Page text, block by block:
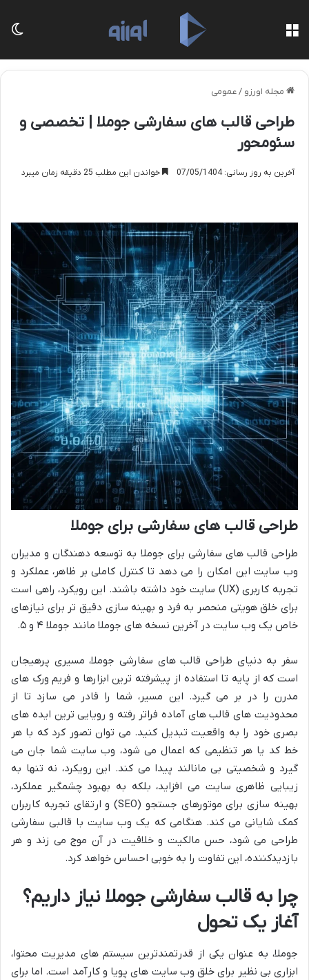
مجله اورزو /عمومی
طراحی قالب های سفارشی جوملا | تخصصی و
سئومحور
آخرین به روز رسانی: 07/05/1404 خواندن این مطلب 25 دقیقه زمان میبرد
طراحی قالب های سفارشی برای جوملا
طراحی قالب های سفارشی برای جوملا به توسعه دهندگان و مدیران
وب سایت این امکان را می دهد تا کنترل کاملی بر ظاهر، عملکرد و
تجربه کاربری (UX) سایت خود داشته باشند. این رویکرد، راهی است
برای خلق هویتی منحصر به فرد و بهینه سازی دقیق تر برای نیازهای
خاص یک وب سایت در آخرین نسخه های جوملا مانند جوملا ۴ و ۵.
سفر به دنیای طراحی قالب های سفارشی جوملا، مسیری پرهیجان
است که از پایه تا استفاده از پیشرفته ترین ابزارها و فریم ورک های
مدرن را در بر می گیرد. این مسیر، شما را قادر می سازد تا از
محدودیت های قالب های آماده فراتر رفته و رویایی ترین ایده های
بصری خود را به واقعیت تبدیل کنید. می توان تصور کرد که با هر
خط کد یا هر تنظیمی که اعمال می شود، وب سایت شما جان می
گیرد و شخصیتی بی مانالند پیدا می کند. این رویکرد، نه تنها به
زیبایی ظاهری سایت می افزاید، بلکه به بهبود چشمگیر عملکرد،
بهینه سازی برای موتورهای جستجو (SEO) و ارتقای تجربه کاربران
کمک شایانی می کند. هنگامی که یک وب سایت با قالبی سفارشی
طراحی می شود، حس مالکیت و خلاقیت در آن موج می زند و هر
بازدیدکننده، این تفاوت را به خوبی احساس خواهد کرد.
چرا به قالب سفارشی جوملا نیاز داریم؟
آغاز یک تحول
جوملا، به عنوان یکی از قدرتمندترین سیستم های مدیریت محتوا،
ابزاری بی نظیر برای خلق وب سایت های پویا و کارآمد است. اما برای